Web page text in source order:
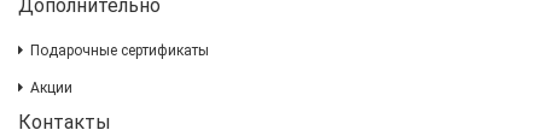
Дополнительно
Подарочные сертификаты
Акции
Контакты